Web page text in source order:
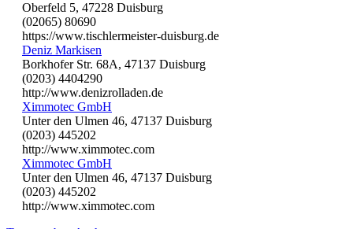
Oberfeld 5, 47228 Duisburg
(02065) 80690
https://www.tischlermeister-duisburg.de
Deniz Markisen
Borkhofer Str. 68A, 47137 Duisburg
(0203) 4404290
http://www.denizrolladen.de
Ximmotec GmbH
Unter den Ulmen 46, 47137 Duisburg
(0203) 445202
http://www.ximmotec.com
Ximmotec GmbH
Unter den Ulmen 46, 47137 Duisburg
(0203) 445202
http://www.ximmotec.com